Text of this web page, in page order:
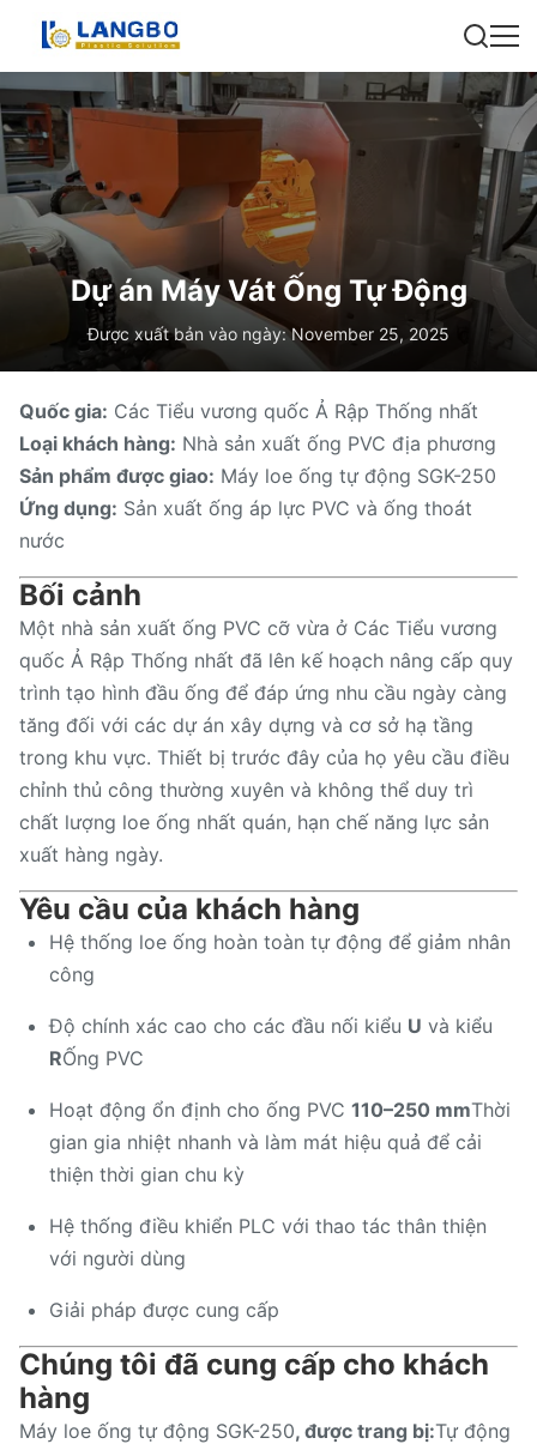
Dự án Máy Vát Ống Tự Động
Được xuất bản vào ngày: November 25, 2025
Quốc gia: Các Tiểu vương quốc Ả Rập Thống nhất
Loại khách hàng: Nhà sản xuất ống PVC địa phương
Sản phẩm được giao: Máy loe ống tự động SGK-250
Ứng dụng: Sản xuất ống áp lực PVC và ống thoát
nước
Bối cảnh
Một nhà sản xuất ống PVC cỡ vừa ở Các Tiểu vương
quốc Ả Rập Thống nhất đã lên kế hoạch nâng cấp quy
trình tạo hình đầu ống để đáp ứng nhu cầu ngày càng
tăng đối với các dự án xây dựng và cơ sở hạ tầng
trong khu vực. Thiết bị trước đây của họ yêu cầu điều
chỉnh thủ công thường xuyên và không thể duy trì
chất lượng loe ống nhất quán, hạn chế năng lực sản
xuất hàng ngày.
Yêu cầu của khách hàng
Hệ thống loe ống hoàn toàn tự động để giảm nhân
công
Độ chính xác cao cho các đầu nối kiểu U và kiểu
RỐng PVC
Hoạt động ổn định cho ống PVC 110–250 mmThời
gian gia nhiệt nhanh và làm mát hiệu quả để cải
thiện thời gian chu kỳ
Hệ thống điều khiển PLC với thao tác thân thiện
với người dùng
Giải pháp được cung cấp
Chúng tôi đã cung cấp cho khách
hàng
Máy loe ống tự động SGK-250, được trang bị:Tự động